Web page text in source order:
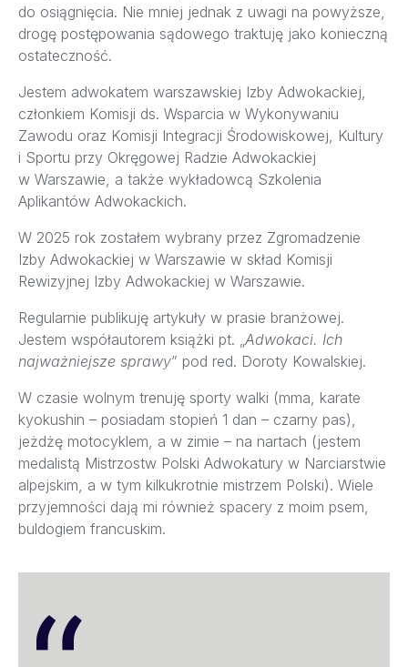
do osiągnięcia. Nie mniej jednak z uwagi na powyższe,
drogę postępowania sądowego traktuję jako konieczną
ostateczność.
Jestem adwokatem warszawskiej Izby Adwokackiej,
członkiem Komisji ds. Wsparcia w Wykonywaniu
Zawodu oraz Komisji Integracji Środowiskowej, Kultury
i Sportu przy Okręgowej Radzie Adwokackiej
w Warszawie, a także wykładowcą Szkolenia
Aplikantów Adwokackich.
W 2025 rok zostałem wybrany przez Zgromadzenie
Izby Adwokackiej w Warszawie w skład Komisji
Rewizyjnej Izby Adwokackiej w Warszawie.
Regularnie publikuję artykuły w prasie branżowej.
Jestem współautorem książki pt. „ Adwokaci. Ich
najważniejsze sprawy” pod red. Doroty Kowalskiej.
W czasie wolnym trenuję sporty walki (mma, karate
kyokushin – posiadam stopień 1 dan – czarny pas),
jeżdżę motocyklem, a w zimie – na nartach (jestem
medalistą Mistrzostw Polski Adwokatury w Narciarstwie
alpejskim, a w tym kilkukrotnie mistrzem Polski). Wiele
przyjemności dają mi również spacery z moim psem,
buldogiem francuskim.